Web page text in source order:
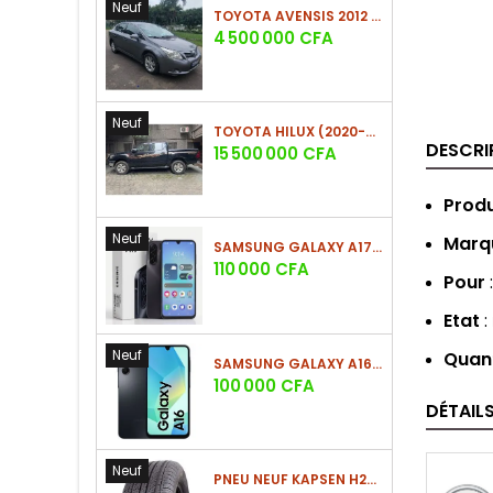
Neuf TOYOTA AVENSIS 2012 (PHASE 2)
Prix
4 500 000 CFA
Neuf TOYOTA HILUX (2020-2021)
Prix
15 500 000 CFA
Neuf SAMSUNG GALAXY A17 (4GO/128GO)
Prix
110 000 CFA
Neuf SAMSUNG GALAXY A16 4G (4GO/128GO)
Prix
100 000 CFA
Neuf PNEU NEUF KAPSEN H202 225/60 R18 100H
Pour
Etat